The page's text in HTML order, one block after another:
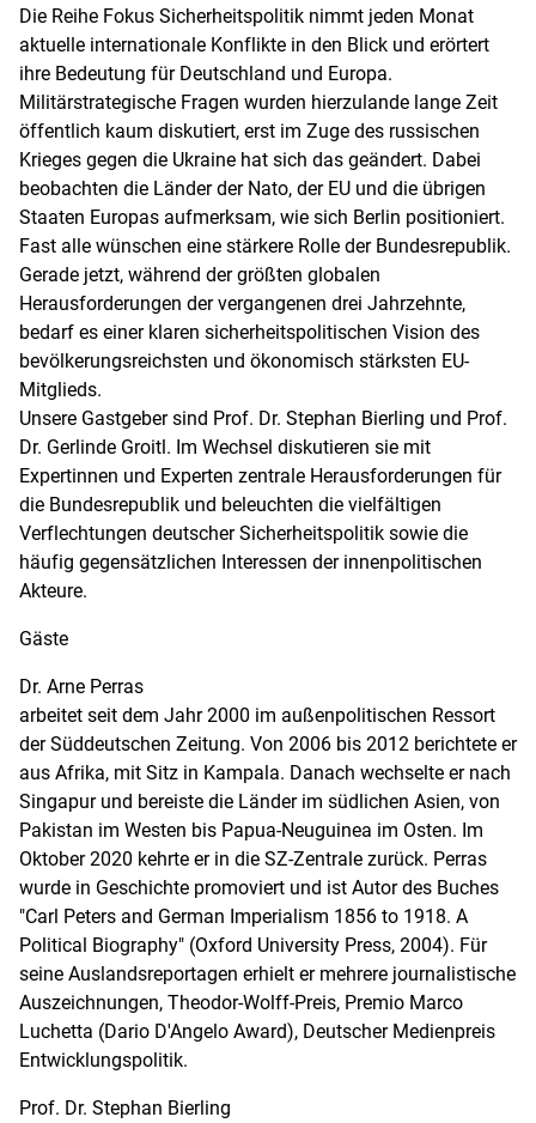
Die Reihe Fokus Sicherheitspolitik nimmt jeden Monat
aktuelle internationale Konflikte in den Blick und erörtert
ihre Bedeutung für Deutschland und Europa.
Militärstrategische Fragen wurden hierzulande lange Zeit
öffentlich kaum diskutiert, erst im Zuge des russischen
Krieges gegen die Ukraine hat sich das geändert. Dabei
beobachten die Länder der Nato, der EU und die übrigen
Staaten Europas aufmerksam, wie sich Berlin positioniert.
Fast alle wünschen eine stärkere Rolle der Bundesrepublik.
Gerade jetzt, während der größten globalen
Herausforderungen der vergangenen drei Jahrzehnte,
bedarf es einer klaren sicherheitspolitischen Vision des
bevölkerungsreichsten und ökonomisch stärksten EU-
Mitglieds.
Unsere Gastgeber sind Prof. Dr. Stephan Bierling und Prof.
Dr. Gerlinde Groitl. Im Wechsel diskutieren sie mit
Expertinnen und Experten zentrale Herausforderungen für
die Bundesrepublik und beleuchten die vielfältigen
Verflechtungen deutscher Sicherheitspolitik sowie die
häufig gegensätzlichen Interessen der innenpolitischen
Akteure.
Gäste
Dr. Arne Perras
arbeitet seit dem Jahr 2000 im außenpolitischen Ressort
der Süddeutschen Zeitung. Von 2006 bis 2012 berichtete er
aus Afrika, mit Sitz in Kampala. Danach wechselte er nach
Singapur und bereiste die Länder im südlichen Asien, von
Pakistan im Westen bis Papua-Neuguinea im Osten. Im
Oktober 2020 kehrte er in die SZ-Zentrale zurück. Perras
wurde in Geschichte promoviert und ist Autor des Buches
"Carl Peters and German Imperialism 1856 to 1918. A
Political Biography" (Oxford University Press, 2004). Für
seine Auslandsreportagen erhielt er mehrere journalistische
Auszeichnungen, Theodor-Wolff-Preis, Premio Marco
Luchetta (Dario D'Angelo Award), Deutscher Medienpreis
Entwicklungspolitik.
Prof. Dr. Stephan Bierling